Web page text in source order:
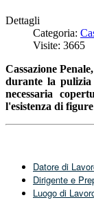
Dettagli
Categoria:
Visite: 3665
Cassazione
durante la
necessaria
l'esistenza di
Datore di
Dirigente e
Luogo di